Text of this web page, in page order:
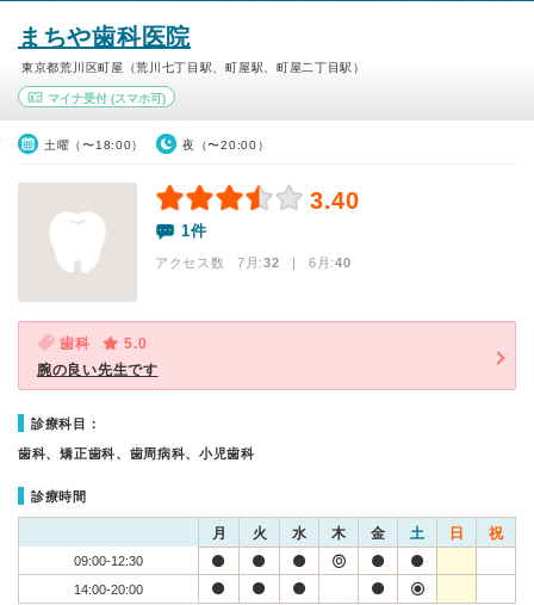
まちや歯科医院
東京都荒川区町屋（荒川七丁目駅、町屋駅、町屋二丁目駅）
マイナ受付 (スマホ可)
土曜（〜18:00） 夜（〜20:00）
3.40
1件
アクセス数 7月:32 | 6月:40
歯科
5.0
腕の良い先生です
診療科目：
歯科、矯正歯科、歯周病科、小児歯科
診療時間
月 火 水 木 金 土 日 祝
09:00-12:30
14:00-20:00